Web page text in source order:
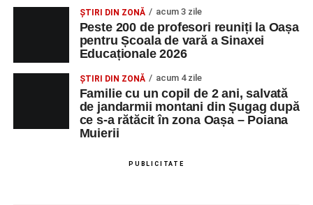
Festivalul include și o componentă cinematografică
importantă. Publicul va putea urmări mai multe producții
realizate cu implicarea producătoareiGabi Suciu
originară din Sebeș, prezentă de-a lungul timpului la
unele dintre cele mai importante festivaluri europene de
Un alt moment așteptat este show-ul susținut deDJ
Phantom (Edy Schneider)
Componenta sportivă a festivalului este reprezentată de
ȘTIRI DIN ZONĂ acum 3 zile
Peste 200 de profesori reuniți la Oașa
pentru Școala de vară a Sinaxei
Educaționale 2026
ȘTIRI DIN ZONĂ acum 4 zile
Familie cu un copil de 2 ani, salvată
de jandarmii montani din Șugag după
ce s-a rătăcit în zona Oașa – Poiana
Muierii
PUBLICITATE